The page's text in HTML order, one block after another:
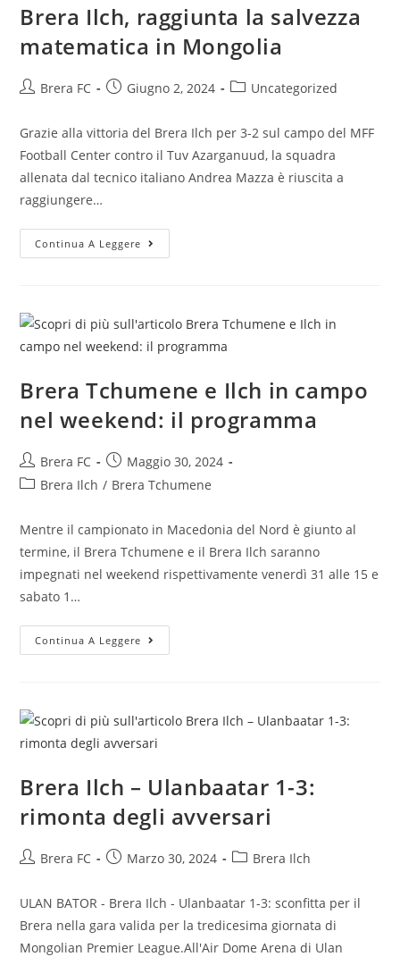
Brera Ilch, raggiunta la salvezza
matematica in Mongolia
Brera FC Giugno 2, 2024 Uncategorized
Grazie alla vittoria del Brera Ilch per 3-2 sul campo del MFF
Football Center contro il Tuv Azarganuud, la squadra
allenata dal tecnico italiano Andrea Mazza è riuscita a
raggiungere…
Continua A Leggere
Brera Tchumene e Ilch in campo
nel weekend: il programma
Brera FC
Maggio 30, 2024
Brera Ilch / Brera Tchumene
Mentre il campionato in Macedonia del Nord è giunto al
termine, il Brera Tchumene e il Brera Ilch saranno
impegnati nel weekend rispettivamente venerdì 31 alle 15 e
sabato 1…
Continua A Leggere
Brera Ilch – Ulanbaatar 1-3:
rimonta degli avversari
Brera FC Marzo 30, 2024 Brera Ilch
ULAN BATOR - Brera Ilch - Ulanbaatar 1-3: sconfitta per il
Brera nella gara valida per la tredicesima giornata di
Mongolian Premier League.All'Air Dome Arena di Ulan